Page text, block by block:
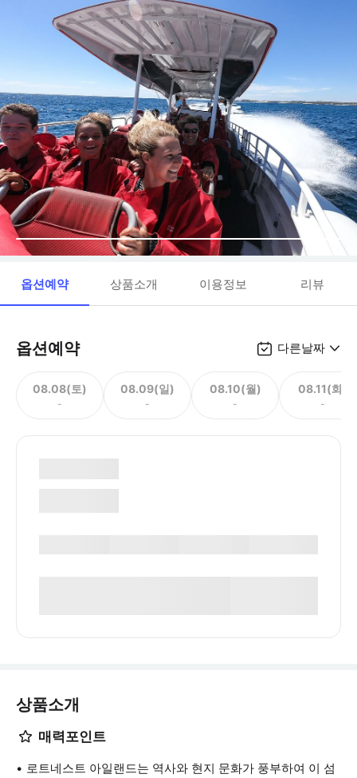
옵션예약 상품소개 이용정보 리뷰
옵션예약 다른날짜
08.08(토)
-
08.09(일)
-
08.10(월)
-
08.11(화)
-
상품소개
매력포인트
로트네스트 아일랜드는 역사와 현지 문화가 풍부하여 이 섬